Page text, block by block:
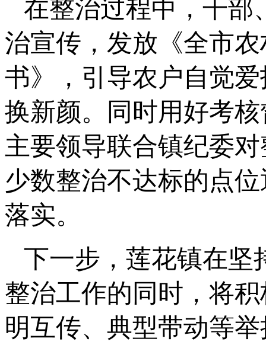
在整治过程中，干部
治宣传，发放《全市
书》，引导农户自觉
换新颜。同时用好考
主要领导联合镇纪委
少数整治不达标的点
落实。
下一步，莲花镇在坚
整治工作的同时，将
明互传、典型带动等